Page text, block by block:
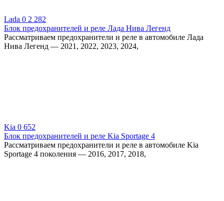
Lada 0 2 282
Блок предохранителей и реле Лада Нива Легенд
Рассматриваем предохранители и реле в автомобиле Лада
Нива Легенд — 2021, 2022, 2023, 2024,
Kia 0 652
Блок предохранителей и реле Kia Sportage 4
Рассматриваем предохранители и реле в автомобиле Kia
Sportage 4 поколения — 2016, 2017, 2018,